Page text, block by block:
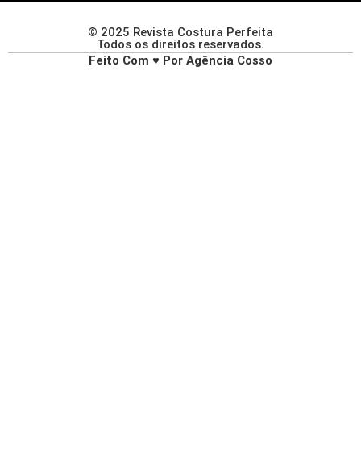
© 2025 Revista Costura Perfeita
Todos os direitos reservados.
Feito Com ♥ Por Agência Cosso